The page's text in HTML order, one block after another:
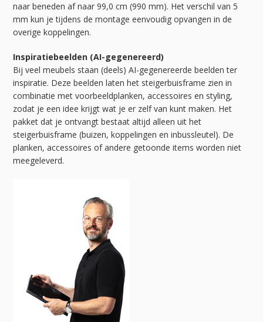
naar beneden af naar 99,0 cm (990 mm). Het verschil van 5
mm kun je tijdens de montage eenvoudig opvangen in de
overige koppelingen.
Inspiratiebeelden (AI-gegenereerd)
Bij veel meubels staan (deels) AI-gegenereerde beelden ter
inspiratie. Deze beelden laten het steigerbuisframe zien in
combinatie met voorbeeldplanken, accessoires en styling,
zodat je een idee krijgt wat je er zelf van kunt maken. Het
pakket dat je ontvangt bestaat altijd alleen uit het
steigerbuisframe (buizen, koppelingen en inbussleutel). De
planken, accessoires of andere getoonde items worden niet
meegeleverd.